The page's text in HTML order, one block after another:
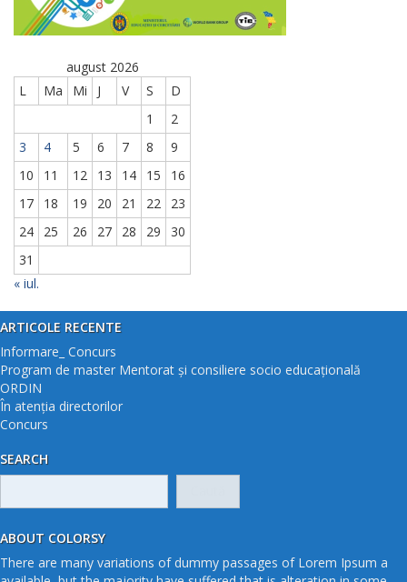
august 2026
L
Ma Mi J V S
D
1
2
3
4 5 6 7 8
9
10
11 12 13 14 15
16
17
18 19 20 21 22
23
24
25 26 27 28 29
30
31
« iul.
ARTICOLE RECENTE
Informare_ Concurs
Program de master Mentorat și consiliere socio educațională
ORDIN
În atenția directorilor
Concurs
SEARCH
ABOUT COLORSY
There are many variations of dummy passages of Lorem Ipsum a